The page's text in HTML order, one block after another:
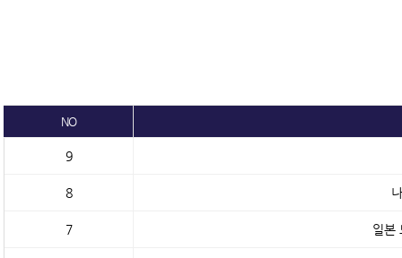
NO
9
8
7 일본